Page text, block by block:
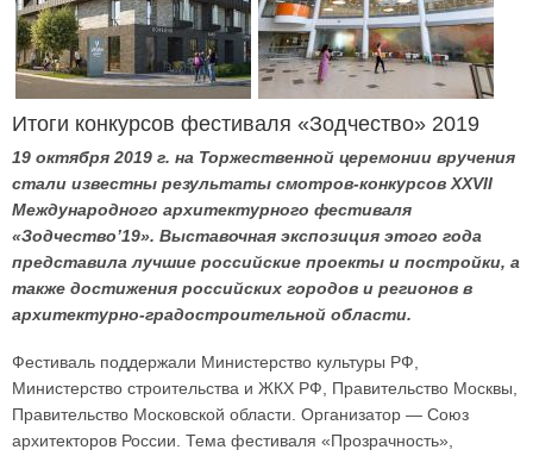
Итоги конкурсов фестиваля «Зодчество» 2019
19 октября 2019 г. на Торжественной церемонии вручения
стали известны результаты смотров-конкурсов XXVII
Международного архитектурного фестиваля
«Зодчество’19». Выставочная экспозиция этого года
представила лучшие российские проекты и постройки, а
также достижения российских городов и регионов в
архитектурно-градостроительной области.
Фестиваль поддержали Министерство культуры РФ,
Министерство строительства и ЖКХ РФ, Правительство Москвы,
Правительство Московской области. Организатор — Союз
архитекторов России. Тема фестиваля «Прозрачность»,